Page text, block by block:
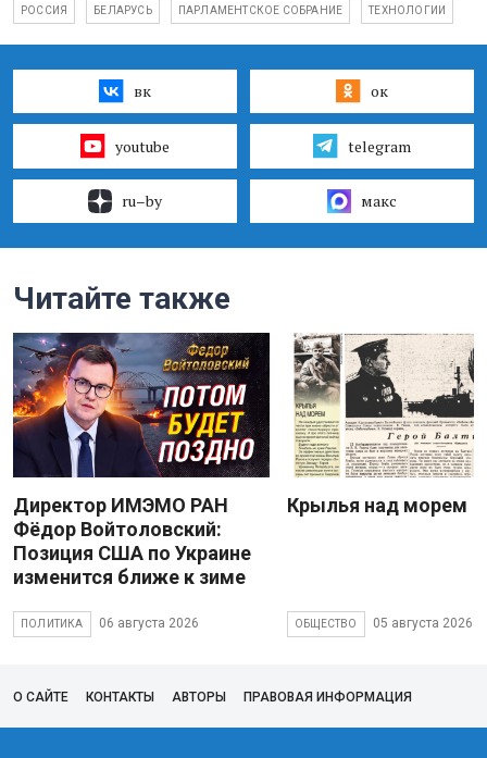
РОССИЯ БЕЛАРУСЬ ПАРЛАМЕНТСКОЕ СОБРАНИЕ ТЕХНОЛОГИИ
вк ок
youtube telegram
ru–by макс
Читайте также
Директор ИМЭМО РАН
Фёдор Войтоловский:
Позиция США по Украине
изменится ближе к зиме
ПОЛИТИКА 06 августа 2026
Крылья над морем
ОБЩЕСТВО 05 августа 2026
О САЙТЕ КОНТАКТЫ АВТОРЫ ПРАВОВАЯ ИНФОРМАЦИЯ